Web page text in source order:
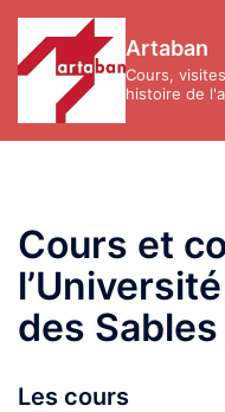
contenu
Artaban
Cours,
histoire de
Cours et
des Sables
Les cours